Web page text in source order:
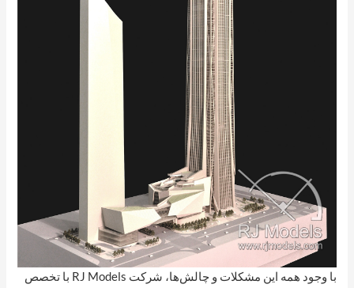
با وجود همه این مشکلات و چالش‌ها، شرکت RJ Models با تخصص